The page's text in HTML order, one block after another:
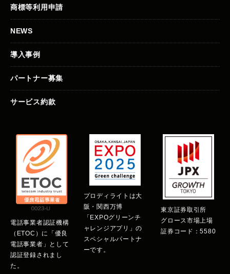
商標等利用申請
NEWS
導入事例
パートナー募集
サービス約款
電話事業者認証機構
（ETOC）に「優良
電話事業者」として
認証登録されまし
た。
プロディライトは大
阪・関西万博
「EXPOグリーンチ
ャレンジアプリ」の
スペシャルパートナ
ーです。
東京証券取引所
グロース市場上場
証券コード：5580